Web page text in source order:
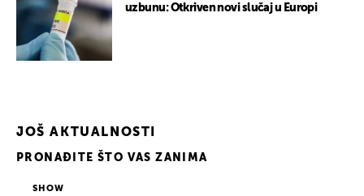
uzbunu: Otkriven novi slučaj u Europi
JOŠ AKTUALNOSTI
PRONAĐITE ŠTO VAS ZANIMA
SHOW